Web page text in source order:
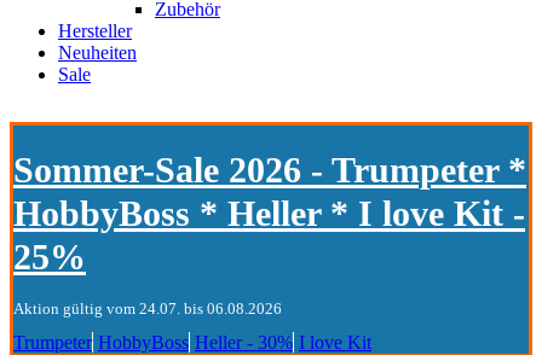
Zubehör
Hersteller
Neuheiten
Sale
Sommer-Sale 2026 - Trumpeter *
HobbyBoss * Heller * I love Kit -
25%
Aktion gültig vom 24.07. bis 06.08.2026
Trumpeter HobbyBoss Heller - 30% I love Kit